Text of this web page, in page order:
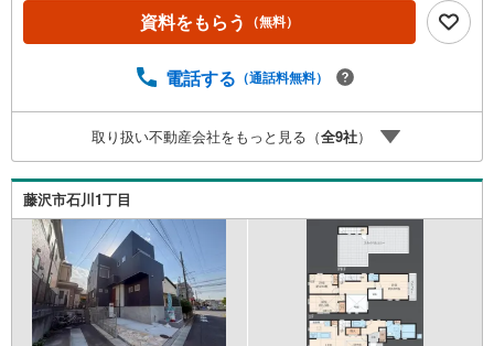
イナンシャル専門スタッフによる【丁寧な資金アドバイ
ス】【ファイナンシャルプラン提案書の作成】を随時行っ
ローン残高】【住宅購入者だけが加入できる無料の生命保
多くなる【教育費】住宅を買った後から始まる【住宅ロー
ン返済】65歳以上から必要になる【老後の費用負担】住宅
探しの【このタイミング】で不安な部分を明確にしていき
ませんか？？ --------------
資料をもらう （無料）
電話する （通話料無料）
取り扱い不動産会社をもっと見る（全9社）
藤沢市石川1丁目